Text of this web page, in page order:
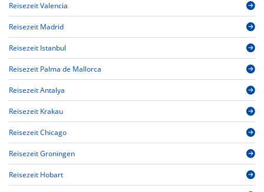
Reisezeit Valencia
Reisezeit Madrid
Reisezeit Istanbul
Reisezeit Palma de Mallorca
Reisezeit Antalya
Reisezeit Krakau
Reisezeit Chicago
Reisezeit Groningen
Reisezeit Hobart